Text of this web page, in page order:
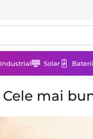
Industrial Solar Baterii
Cele mai